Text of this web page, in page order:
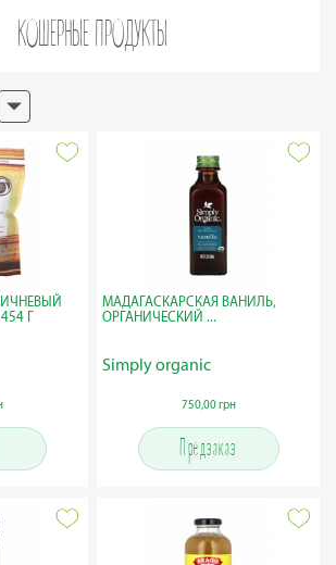
КОШЕРНЫЕ ПРОДУКТЫ
Г
МАДАГАСКАРСКАЯ ВАНИЛЬ,
ОРГАНИЧЕСКИЙ ...
Simply organic
750,00 грн
Предзаказ